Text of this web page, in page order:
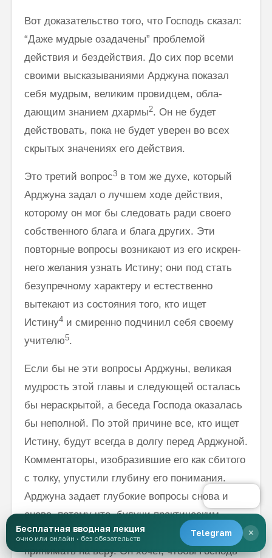
Бесплатная вводная лекция
очно или онлайн · без обязательств
Telegram ✕
Вот доказательство того, что Господь сказал:
“Даже мудрые озадаче­ны” проблемой
действия и бездействия. До сих пор всеми
своими вы­сказываниями Арджуна показал
себя мудрым, великим провидцем, обла­
дающим знанием дхармы2. Он не будет
действовать, пока не будет уверен во всех
скрытых значениях его действия.
Это третий вопрос3 в том же духе, который
Арджуна задал о лучшем ходе действия,
которому он мог бы следовать ради своего
собственного блага и блага других. Эти
повторные вопросы возникают из его искрен­
него желания узнать Истину; они под стать
безупречному характеру и естественно
вытекают из состояния того, кто ищет
Истину4 и смиренно подчинил себя своему
учителю5.
Если бы не эти вопросы Арджуны, великая
мудрость этой главы и следующей осталась
бы нераскрытой, а беседа Господа оказалась
бы непол­ной. По этой причине все, кто ищет
Истину, будут всегда в долгу перед Арджуной.
Комментаторы, изобразившие его как сбитого
с толку, упустили глубину его понимания.
Арджуна задает глубокие вопросы снова и
снова, потому что, будучи практическим
человеком великого ума, он ничего не хочет
принимать на веру. Он хочет, чтобы Господь